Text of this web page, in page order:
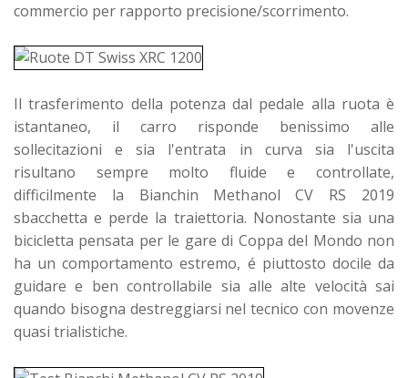
commercio per rapporto precisione/scorrimento.
Il trasferimento della potenza dal pedale alla ruota è
istantaneo, il carro risponde benissimo alle
sollecitazioni e sia l'entrata in curva sia l'uscita
risultano sempre molto fluide e controllate,
difficilmente la Bianchin Methanol CV RS 2019
sbacchetta e perde la traiettoria. Nonostante sia una
bicicletta pensata per le gare di Coppa del Mondo non
ha un comportamento estremo, é piuttosto docile da
guidare e ben controllabile sia alle alte velocità sai
quando bisogna destreggiarsi nel tecnico con movenze
quasi trialistiche.